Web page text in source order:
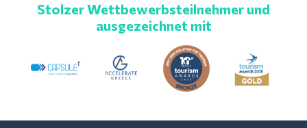
Stolzer Wettbewerbsteilnehmer und
ausgezeichnet mit